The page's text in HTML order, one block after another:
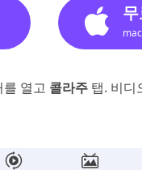
열고 콜라주 탭. 비디